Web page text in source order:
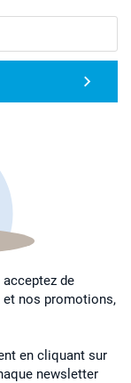
acceptez de
nos promotions,
en cliquant sur
newsletter